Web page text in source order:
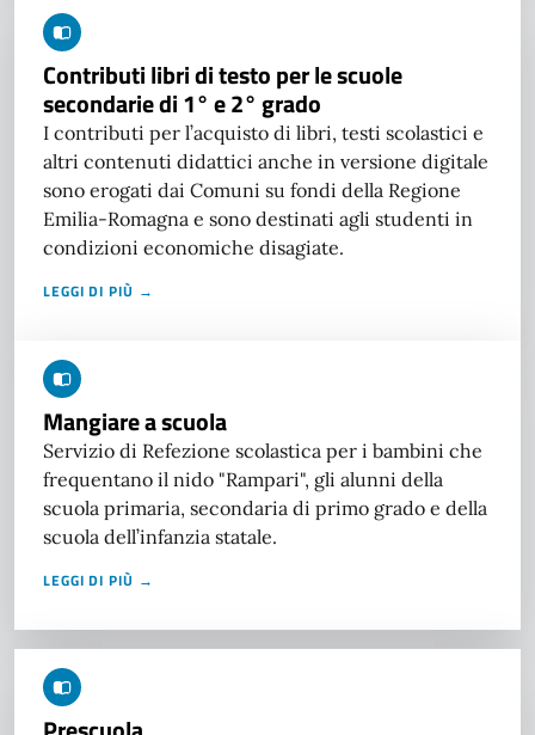
Contributi libri di testo per le scuole
secondarie di 1° e 2° grado
I contributi per l’acquisto di libri, testi scolastici e
altri contenuti didattici anche in versione digitale
sono erogati dai Comuni su fondi della Regione
Emilia-Romagna e sono destinati agli studenti in
condizioni economiche disagiate.
LEGGI DI PIÙ →
Mangiare a scuola
Servizio di Refezione scolastica per i bambini che
frequentano il nido "Rampari", gli alunni della
scuola primaria, secondaria di primo grado e della
scuola dell’infanzia statale.
LEGGI DI PIÙ →